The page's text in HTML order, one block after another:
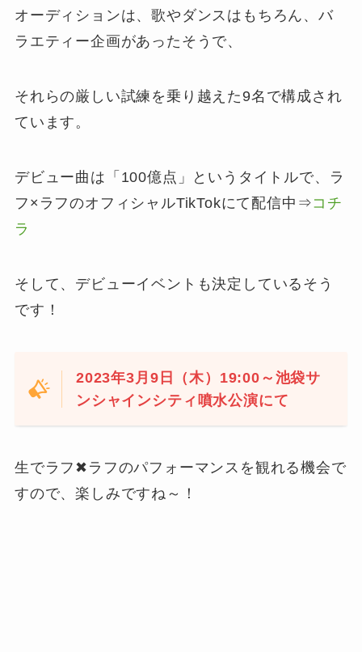
オーディションは、歌やダンスはもちろん、バ
ラエティー企画があったそうで、
それらの厳しい試練を乗り越えた9名で構成され
ています。
デビュー曲は「100億点」というタイトルで、ラ
フ×ラフのオフィシャルTikTokにて配信中⇒コチ
ラ
そして、デビューイベントも決定しているそう
です！
2023年3月9日（木）19:00～池袋サ
ンシャインシティ噴水公演にて
生でラフ✖ラフのパフォーマンスを観れる機会で
すので、楽しみですね～！